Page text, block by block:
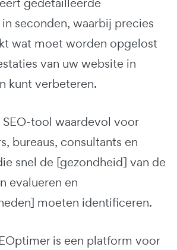
gedetailleerde
seconden, waarbij precies
wat moet worden opgelost
van uw website in
kunt verbeteren.
SEO-tool waardevol voor
bureaus, consultants en
snel de [gezondheid] van de
evalueren en
moeten identificeren.
is een platform voor